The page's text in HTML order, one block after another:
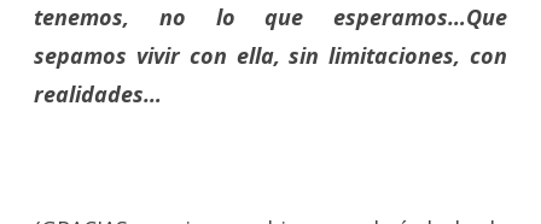
tenemos, no lo que esperamos…Que
sepamos vivir con ella, sin limitaciones, con
realidades…